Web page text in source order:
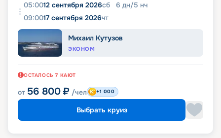
05:0012 сентября 2026сб 6 дн/5 нч
09:0017 сентября 2026чт
Михаил Кутузов
ЭКОНОМ
ОСТАЛОСЬ 7 КАЮТ
от 56 800 ₽ /чел +1 000
Выбрать круиз